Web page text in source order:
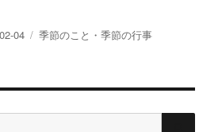
04
カ
リ
季節のこと・季節の行事